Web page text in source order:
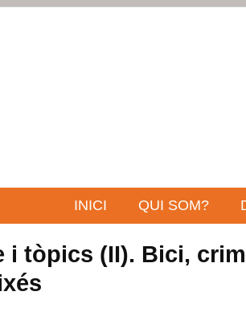
INICI QUI SOM?
i tòpics (II). Bici,